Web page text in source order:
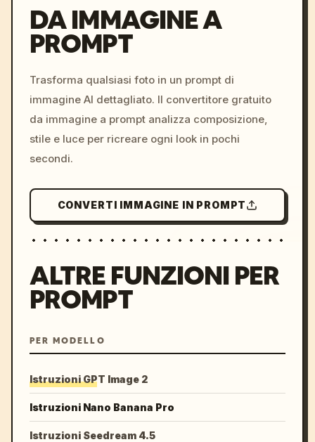
colors, 8k --v 6.0
DA IMMAGINE A
PROMPT
Trasforma qualsiasi foto in un prompt di
immagine AI dettagliato. Il convertitore gratuito
da immagine a prompt analizza composizione,
stile e luce per ricreare ogni look in pochi
secondi.
CONVERTI IMMAGINE IN PROMPT
ALTRE FUNZIONI PER
PROMPT
PER MODELLO
Istruzioni GPT Image 2
Istruzioni Nano Banana Pro
Istruzioni Seedream 4.5